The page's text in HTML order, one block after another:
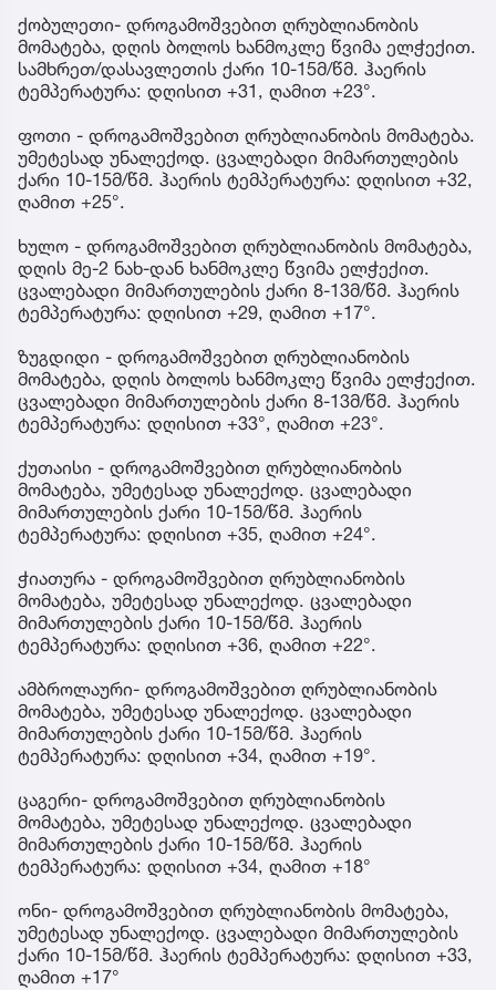
ქობულეთი- დროგამოშვებით ღრუბლიანობის
მომატება, დღის ბოლოს ხანმოკლე წვიმა ელჭექით.
სამხრეთ/დასავლეთის ქარი 10-15მ/წმ. ჰაერის
ტემპერატურა: დღისით +31, ღამით +23°.
ფოთი - დროგამოშვებით ღრუბლიანობის მომატება.
უმეტესად უნალექოდ. ცვალებადი მიმართულების
ქარი 10-15მ/წმ. ჰაერის ტემპერატურა: დღისით +32,
ღამით +25°.
ხულო - დროგამოშვებით ღრუბლიანობის მომატება,
დღის მე-2 ნახ-დან ხანმოკლე წვიმა ელჭექით.
ცვალებადი მიმართულების ქარი 8-13მ/წმ. ჰაერის
ტემპერატურა: დღისით +29, ღამით +17°.
ზუგდიდი - დროგამოშვებით ღრუბლიანობის
მომატება, დღის ბოლოს ხანმოკლე წვიმა ელჭექით.
ცვალებადი მიმართულების ქარი 8-13მ/წმ. ჰაერის
ტემპერატურა: დღისით +33°, ღამით +23°.
ქუთაისი - დროგამოშვებით ღრუბლიანობის
მომატება, უმეტესად უნალექოდ. ცვალებადი
მიმართულების ქარი 10-15მ/წმ. ჰაერის
ტემპერატურა: დღისით +35, ღამით +24°.
ჭიათურა - დროგამოშვებით ღრუბლიანობის
მომატება, უმეტესად უნალექოდ. ცვალებადი
მიმართულების ქარი 10-15მ/წმ. ჰაერის
ტემპერატურა: დღისით +36, ღამით +22°.
ამბროლაური- დროგამოშვებით ღრუბლიანობის
მომატება, უმეტესად უნალექოდ. ცვალებადი
მიმართულების ქარი 10-15მ/წმ. ჰაერის
ტემპერატურა: დღისით +34, ღამით +19°.
ცაგერი- დროგამოშვებით ღრუბლიანობის
მომატება, უმეტესად უნალექოდ. ცვალებადი
მიმართულების ქარი 10-15მ/წმ. ჰაერის
ტემპერატურა: დღისით +34, ღამით +18°
ონი- დროგამოშვებით ღრუბლიანობის მომატება,
უმეტესად უნალექოდ. ცვალებადი მიმართულების
ქარი 10-15მ/წმ. ჰაერის ტემპერატურა: დღისით +33,
ღამით +17°